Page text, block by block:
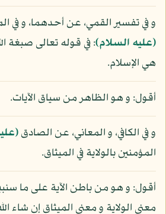
و في تفسير القمي، عن أحدهما، و في
(عليه السلام): في قوله تعالى صبغة
هي الإسلام.
أقول: و هو الظاهر من سياق الآيات.
و في الكافي، و المعاني، عن الصادق
المؤمنين بالولاية في الميثاق.
أقول: و هو من باطن الآية على ما
معنى الولاية و معنى الميثاق إن شاء